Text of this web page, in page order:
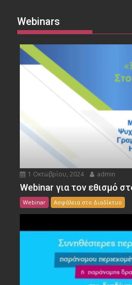
Webinars
1 Οκτωβρίου, 2024 admin
Webinar για τον εθισμό
Webinar Ασφάλεια στο Διαδίκτυο